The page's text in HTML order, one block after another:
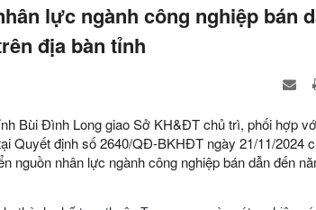
lực ngành công nghiệp bán
địa bàn tỉnh
Bùi Đình Long giao Sở KH&ĐT chủ trì, phối hợp
Quyết định số 2640/QĐ-BKHĐT ngày 21/11/2024
nguồn nhân lực ngành công nghiệp bán dẫn đến